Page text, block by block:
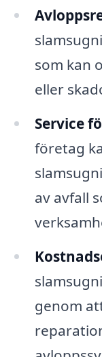
som kan
eller
Service
företag
av avfall
genom